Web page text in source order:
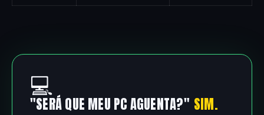
💻
"SERÁ QUE MEU PC AGUENTA?" SIM.